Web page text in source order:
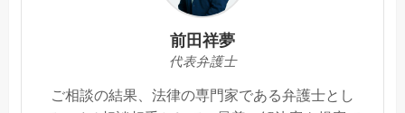
前田祥夢
代表弁護士
ご相談の結果、法律の専門家である弁護士とし